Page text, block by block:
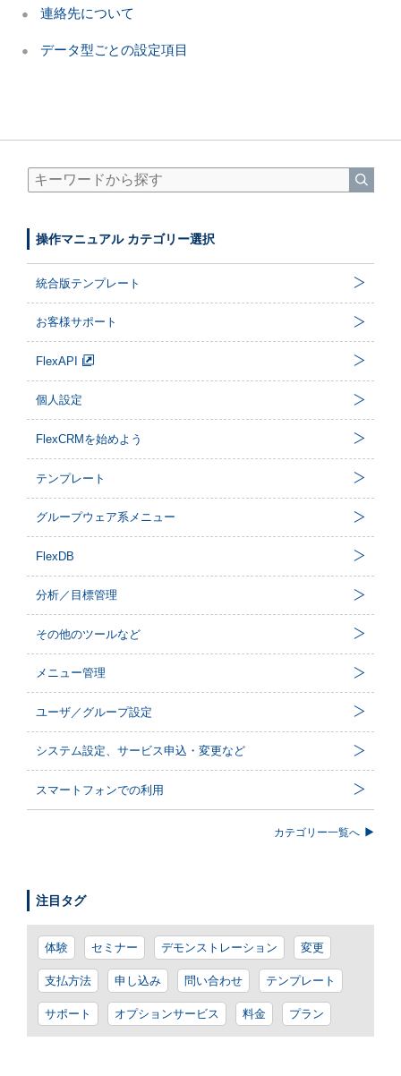
連絡先について
データ型ごとの設定項目
操作マニュアル カテゴリー選択
統合版テンプレート
お客様サポート
FlexAPI
個人設定
FlexCRMを始めよう
テンプレート
グループウェア系メニュー
FlexDB
分析／目標管理
その他のツールなど
メニュー管理
ユーザ／グループ設定
システム設定、サービス申込・変更など
スマートフォンでの利用
カテゴリー一覧へ
注目タグ
体験 セミナー デモンストレーション 変更
支払方法 申し込み 問い合わせ テンプレート
サポート オプションサービス 料金 プラン